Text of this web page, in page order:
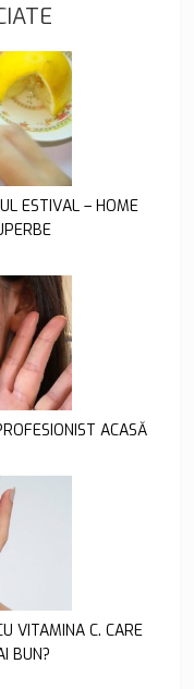
ESTIVAL – HOME
ACASĂ
VITAMINA C. CARE
BUN?